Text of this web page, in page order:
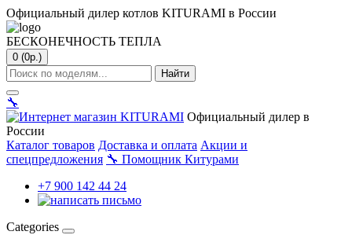
Официальный дилер котлов KITURAMI в России
БЕСКОНЕЧНОСТЬ ТЕПЛА
0 (0р.)
Найти
🔧
Официальный дилер в
России
Каталог товаров Доставка и оплата Акции и
спецпредложения 🔧 Помощник Китурами
+7 900 142 44 24
Categories